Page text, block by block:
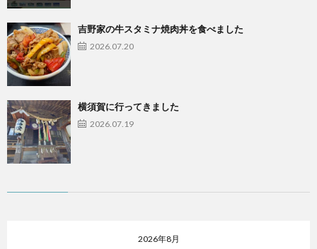
吉野家の牛スタミナ焼肉丼を食べました
2026.07.20
横須賀に行ってきました
2026.07.19
2026年8月